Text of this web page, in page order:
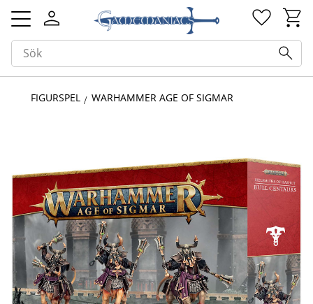
Meny
FIGURSPEL WARHAMMER AGE OF SIGMAR